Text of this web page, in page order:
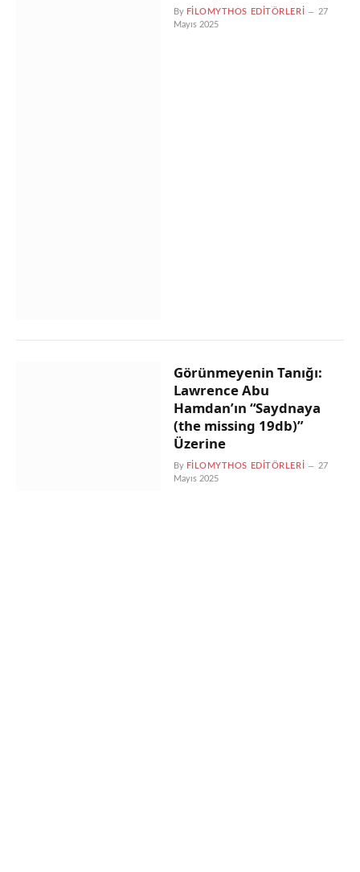
By FILOMYTHOS EDITÖRLERI
27
Mayıs 2025
Görünmeyenin Tanığı:
Lawrence Abu
Hamdan’ın “Saydnaya
(the missing 19db)”
Üzerine
By FILOMYTHOS EDITÖRLERI
27
Mayıs 2025